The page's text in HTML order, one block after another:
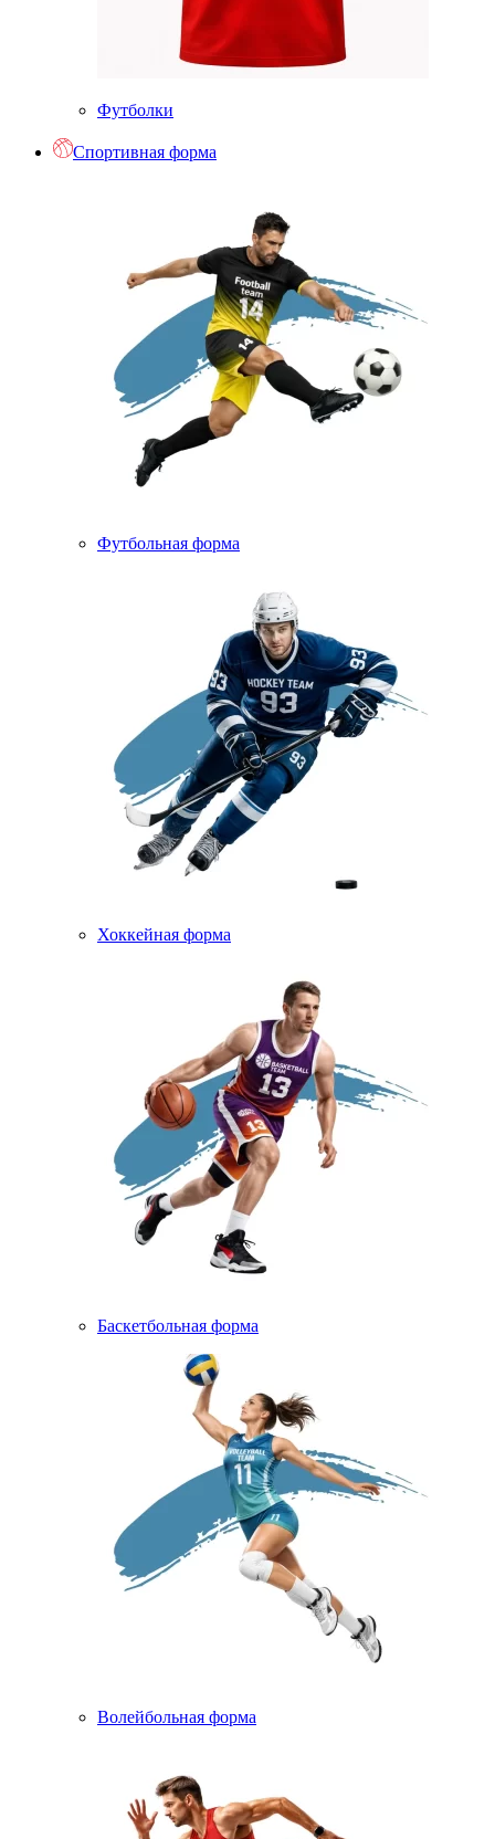
Футболки
Спортивная форма
Футбольная форма
Хоккейная форма
Баскетбольная форма
Волейбольная форма